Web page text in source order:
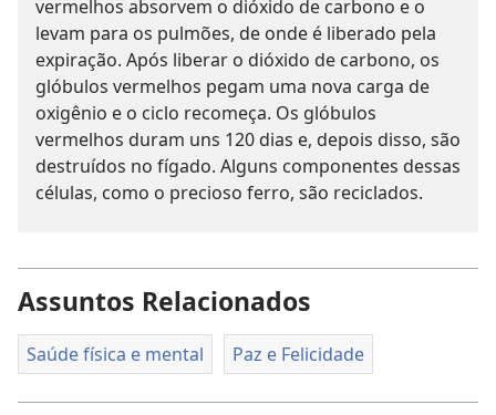
vermelhos absorvem o dióxido de carbono e o
levam para os pulmões, de onde é liberado pela
expiração. Após liberar o dióxido de carbono, os
glóbulos vermelhos pegam uma nova carga de
oxigênio e o ciclo recomeça. Os glóbulos
vermelhos duram uns 120 dias e, depois disso, são
destruídos no fígado. Alguns componentes dessas
células, como o precioso ferro, são reciclados.
Assuntos Relacionados
Saúde física e mental Paz e Felicidade